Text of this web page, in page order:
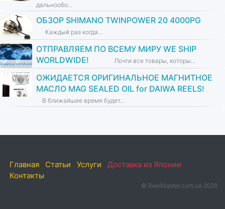
дальнообо...
ОБЗОР SHIMANO TWINPOWER 20 4000PG
Каждый раз когда...
ОТПРАВЛЯЕМ ПО ВСЕМУ МИРУ WE SHIP
WORLDWIDE!
Почти все товары, которы...
ОЖИДАЕТСЯ ОРИГИНАЛЬНОЕ МАГНИТНОЕ
МАСЛО MAG SEALED OIL for DAIWA REELS!
В ближайшее время будет...
Главная Статьи Услуги
Доставка из Японии
Контакты
© ReelMaster.com.ua 2026